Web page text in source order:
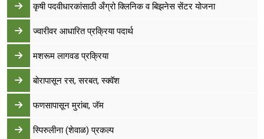
कृषी पदवीधारकांसाठी अँग्रो क्लिनिक व बिझनेस सेंटर योजना
ज्वारीवर आधारित प्रक्रिया पदार्थ
मशरूम लागवड प्रक्रिया
बोरापासून रस, सरबत, स्क्वॅश
फणसापासून मुरांबा, जॅम
स्पिरुलीना (शेवाळ) प्रकल्प